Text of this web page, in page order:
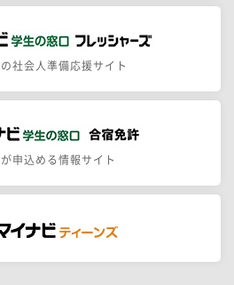
社会人準備応援サイト
申込める情報サイト